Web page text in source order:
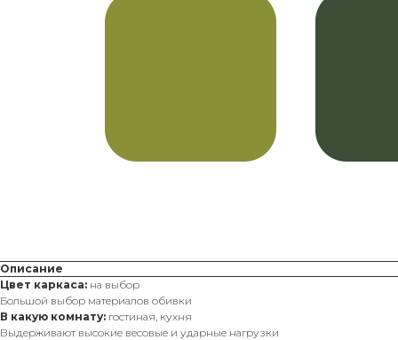
Описание
Цвет каркаса: на выбор
Большой выбор материалов обивки
В какую комнату: гостиная, кухня
Выдерживают высокие весовые и ударные нагрузки